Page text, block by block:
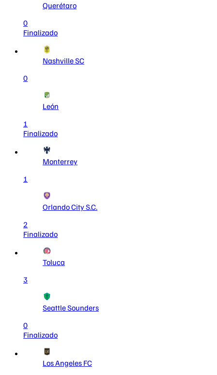
Querétaro
0
Finalizado
Nashville SC
0
León
1
Finalizado
Monterrey
1
Orlando City S.C.
2
Finalizado
Toluca
3
Seattle Sounders
0
Finalizado
Los Angeles FC